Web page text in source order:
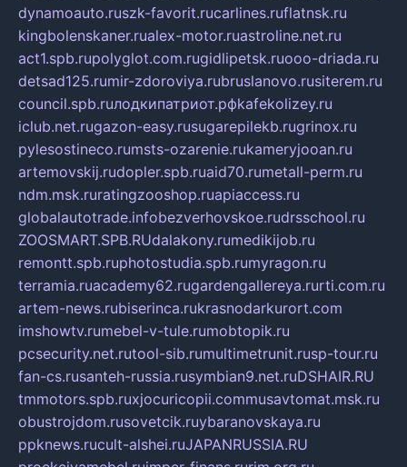
dynamoauto.ruszk-favorit.rucarlines.ruflatnsk.ru
kingbolenskaner.rualex-motor.ruastroline.net.ru
act1.spb.rupolyglot.com.rugidlipetsk.ruooo-driada.ru
detsad125.rumir-zdoroviya.rubruslanovo.rusiterem.ru
council.spb.ruлодкипатриот.рфkafekolizey.ru
iclub.net.rugazon-easy.rusugarepilekb.rugrinox.ru
pylesostineco.rumsts-ozarenie.rukameryjooan.ru
artemovskij.rudopler.spb.ruaid70.rumetall-perm.ru
ndm.msk.ruratingzooshop.ruapiaccess.ru
globalautotrade.infobezverhovskoe.rudrsschool.ru
ZOOSMART.SPB.RUdalakony.rumedikijob.ru
remontt.spb.ruphotostudia.spb.rumyragon.ru
terramia.ruacademy62.rugardengallereya.rurti.com.ru
artem-news.rubiserinca.rukrasnodarkurort.com
imshowtv.rumebel-v-tule.rumobtopik.ru
pcsecurity.net.rutool-sib.rumultimetrunit.rusp-tour.ru
fan-cs.rusanteh-russia.rusymbian9.net.ruDSHAIR.RU
tmmotors.spb.ruxjocuricopii.commusavtomat.msk.ru
obustrojdom.rusovetcik.ruybaranovskaya.ru
ppknews.rucult-alshei.ruJAPANRUSSIA.RU